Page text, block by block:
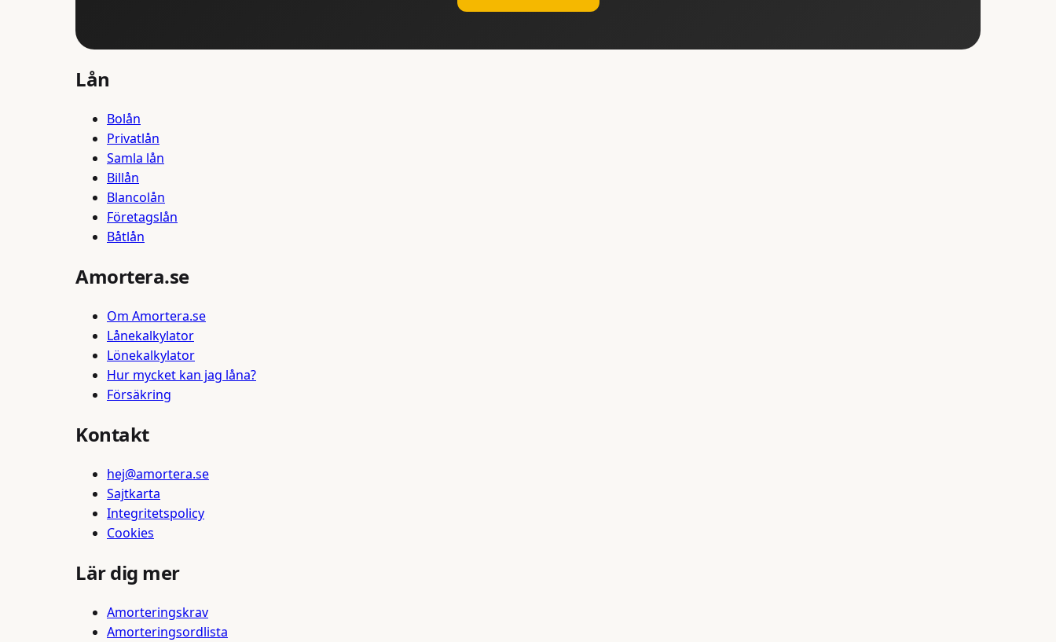
Lån
Bolån
Privatlån
Samla lån
Billån
Blancolån
Företagslån
Båtlån
Amortera.se
Om Amortera.se
Lånekalkylator
Lönekalkylator
Hur mycket kan jag låna?
Försäkring
Kontakt
hej@amortera.se
Sajtkarta
Integritetspolicy
Cookies
Lär dig mer
Amorteringskrav
Amorteringsordlista